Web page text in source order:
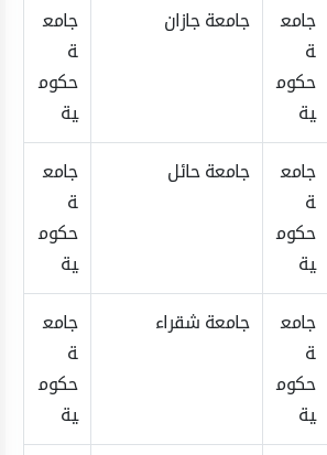
جامع
ة
حكوم
ية
جامعة جازان
جامع
ة
حكوم
ية
جامع
ة
حكوم
ية
جامعة حائل
جامع
ة
حكوم
ية
جامع
ة
حكوم
ية
جامعة شقراء
جامع
ة
حكوم
ية